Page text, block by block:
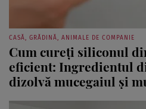
Cum cureți siliconul
eficient: Ingredientul
dizolvă mucegaiul și